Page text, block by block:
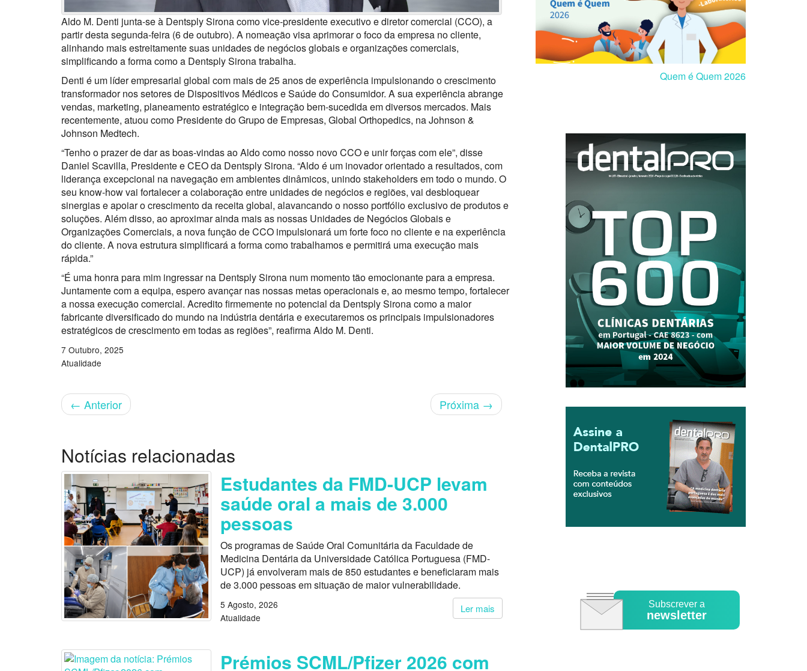
Aldo M. Denti junta-se à Dentsply Sirona como vice-presidente executivo e diretor comercial (CCO), a
partir desta segunda-feira (6 de outubro). A nomeação visa aprimorar o foco da empresa no cliente,
alinhando mais estreitamente suas unidades de negócios globais e organizações comerciais,
simplificando a forma como a Dentsply Sirona trabalha.
Denti é um líder empresarial global com mais de 25 anos de experiência impulsionando o crescimento
transformador nos setores de Dispositivos Médicos e Saúde do Consumidor. A sua experiência abrange
vendas, marketing, planeamento estratégico e integração bem-sucedida em diversos mercados. Mais
recentemente, atuou como Presidente do Grupo de Empresas, Global Orthopedics, na Johnson &
Johnson Medtech.
“Tenho o prazer de dar as boas-vindas ao Aldo como nosso novo CCO e unir forças com ele”, disse
Daniel Scavilla, Presidente e CEO da Dentsply Sirona. “Aldo é um inovador orientado a resultados, com
liderança excepcional na navegação em ambientes dinâmicos, unindo stakeholders em todo o mundo. O
seu know-how vai fortalecer a colaboração entre unidades de negócios e regiões, vai desbloquear
sinergias e apoiar o crescimento da receita global, alavancando o nosso portfólio exclusivo de produtos e
soluções. Além disso, ao aproximar ainda mais as nossas Unidades de Negócios Globais e
Organizações Comerciais, a nova função de CCO impulsionará um forte foco no cliente e na experiência
do cliente. A nova estrutura simplificará a forma como trabalhamos e permitirá uma execução mais
rápida.”
“É uma honra para mim ingressar na Dentsply Sirona num momento tão emocionante para a empresa.
Juntamente com a equipa, espero avançar nas nossas metas operacionais e, ao mesmo tempo, fortalecer
a nossa execução comercial. Acredito firmemente no potencial da Dentsply Sirona como a maior
fabricante diversificado do mundo na indústria dentária e executaremos os principais impulsionadores
estratégicos de crescimento em todas as regiões”, reafirma Aldo M. Denti.
7 Outubro, 2025
Atualidade
← Anterior Próxima →
Quem é Quem 2026
Subscrever a
newsletter
Notícias relacionadas
Estudantes da FMD-UCP levam
saúde oral a mais de 3.000
pessoas
Os programas de Saúde Oral Comunitária da Faculdade de
Medicina Dentária da Universidade Católica Portuguesa (FMD-
UCP) já envolveram mais de 850 estudantes e beneficiaram mais
de 3.000 pessoas em situação de maior vulnerabilidade.
Ler mais
5 Agosto, 2026
Atualidade
Prémios SCML/Pfizer 2026 com